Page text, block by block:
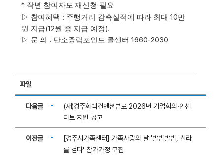
* 작년 참여자도 재신청 필요
▷ 참여혜택 : 주행거리 감축실적에 따라 최대 10만
원 지급(12월 중 지급 예정).
▷ 문 의 : 탄소중립포인트 콜센터 1660-2030
파일
다음글
(재)경주화백컨벤션뷰로 2026년 기업회의·인센
티브 지원 공고
이전글
[경주시가족센터] 가족사랑의 날 '발밤발밤, 신라
를 걷다' 참가가정 모집